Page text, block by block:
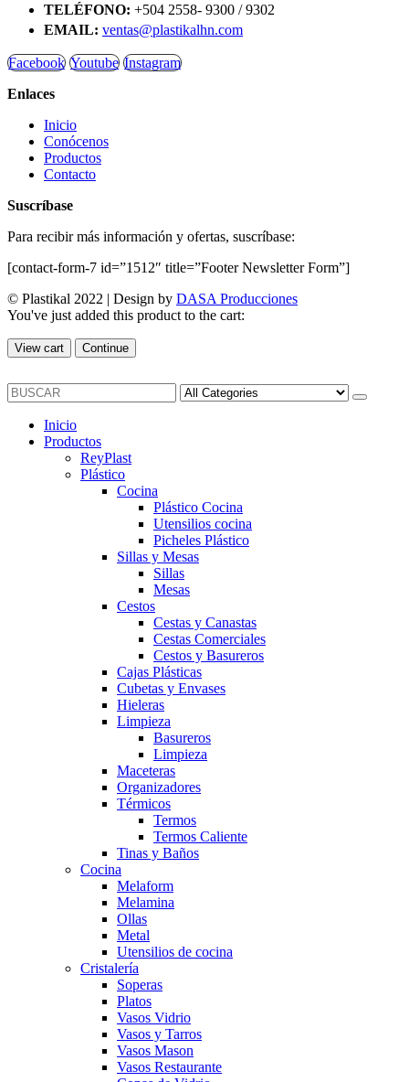
TELÉFONO: +504 2558- 9300 / 9302
EMAIL: ventas@plastikalhn.com
Facebook Youtube Instagram
Enlaces
Inicio
Conócenos
Productos
Contacto
Suscríbase
Para recibir más información y ofertas, suscríbase:
[contact-form-7 id=”1512″ title=”Footer Newsletter Form”]
© Plastikal 2022 | Design by DASA Producciones
You've just added this product to the cart:
View cart Continue
Inicio
Productos
ReyPlast
Plástico
Cocina
Plástico Cocina
Utensilios cocina
Picheles Plástico
Sillas y Mesas
Sillas
Mesas
Cestos
Cestas y Canastas
Cestas Comerciales
Cestos y Basureros
Cajas Plásticas
Cubetas y Envases
Hieleras
Limpieza
Basureros
Limpieza
Maceteras
Organizadores
Térmicos
Termos
Termos Caliente
Tinas y Baños
Cocina
Melaform
Melamina
Ollas
Metal
Utensilios de cocina
Cristalería
Soperas
Platos
Vasos Vidrio
Vasos y Tarros
Vasos Mason
Vasos Restaurante